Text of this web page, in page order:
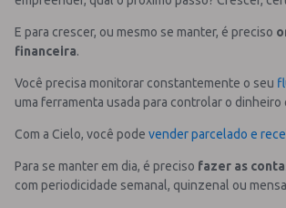
E para crescer, ou mesmo se manter, é preciso
financeira.
Você precisa monitorar constantemente o seu
uma ferramenta usada para controlar o dinheiro
Com a Cielo, você pode vender parcelado e
Para se manter em dia, é preciso fazer as
com periodicidade semanal, quinzenal ou